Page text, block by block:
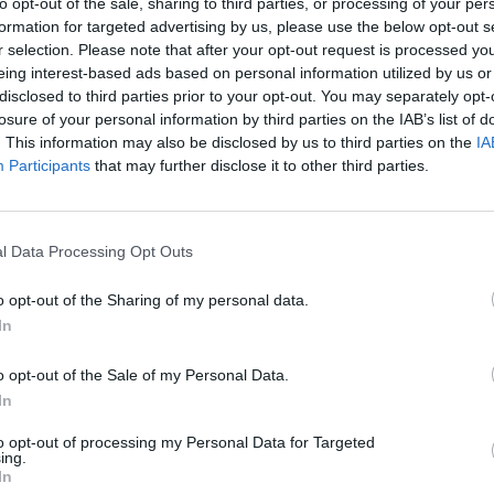
for targeted advertising by us, please use the below opt-out
selection. Please note that after your opt-out request is processed
interest-based ads based on personal information utilized by us
to third parties prior to your opt-out. You may separately
of your personal information by third parties on the IAB’s list of
This information may also be disclosed by us to third parties on the
Participants that may further disclose it to other third parties.
Data Processing Opt Outs
opt-out of the Sharing of my personal data.
opt-out of the Sale of my Personal Data.
opt-out of processing my Personal Data for Targeted
1 x RJ45
1 x RJ45
Tak
Czarny
jest wagą minimalną i może różnić się w zależności od konfiguracji oraz
HANDLOWE
PP6U-2M/BK
Gembird Europe B.V. Wittevrouwen 56
Gembird Polska Sp. z o.o. ul. Katowicka 146